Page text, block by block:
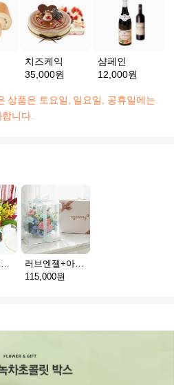
치즈케익
35,000원
샴페인
12,000원
상품은 토요일, 일요일, 공휴일에는
니다.
러브엔젤+아가방딸랑이(서울)
115,000원